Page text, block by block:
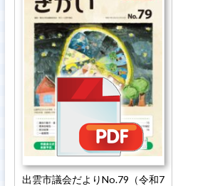
出雲市議会だよりNo.79（令和7